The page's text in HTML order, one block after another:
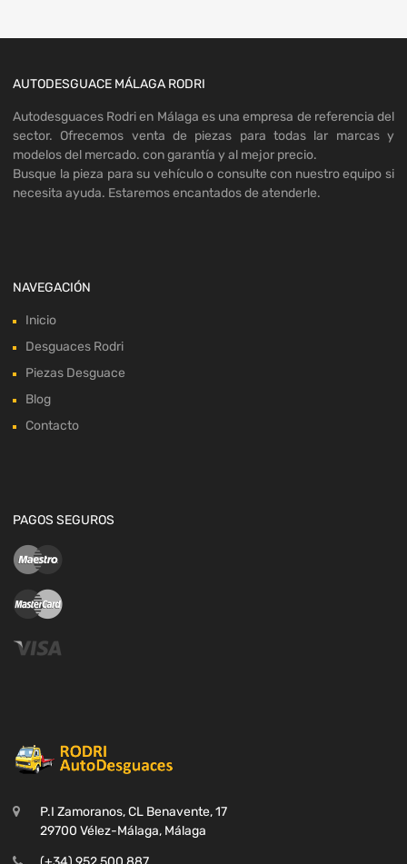
AUTODESGUACE MÁLAGA RODRI
Autodesguaces Rodri en Málaga es una empresa de referencia del
sector. Ofrecemos venta de piezas para todas lar marcas y
modelos del mercado. con garantía y al mejor precio.
Busque la pieza para su vehículo o consulte con nuestro equipo si
necesita ayuda. Estaremos encantados de atenderle.
NAVEGACIÓN
Inicio
Desguaces Rodri
Piezas Desguace
Blog
Contacto
PAGOS SEGUROS
P.I Zamoranos, CL Benavente, 17
29700 Vélez-Málaga, Málaga